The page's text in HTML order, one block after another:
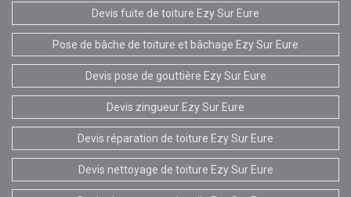
Devis fuite de toiture Ezy Sur Eure
Pose de bâche de toiture et bâchage Ezy Sur Eure
Devis pose de gouttière Ezy Sur Eure
Devis zingueur Ezy Sur Eure
Devis réparation de toiture Ezy Sur Eure
Devis nettoyage de toiture Ezy Sur Eure